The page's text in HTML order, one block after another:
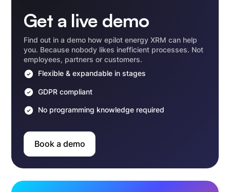
Get a live demo
Find out in a demo how epilot energy XRM can help
you. Because nobody likes inefficient processes. Not
employees, partners or customers.
Flexible & expandable in stages
GDPR compliant
No programming knowledge required
Book a demo